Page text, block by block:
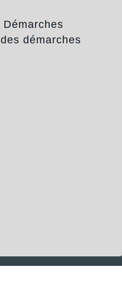
Démarches
démarches